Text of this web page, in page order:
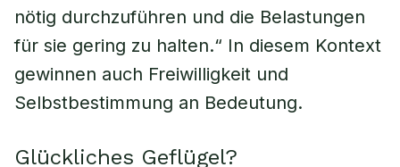
nötig durchzuführen und die Belastungen
für sie gering zu halten.“ In diesem Kontext
gewinnen auch Freiwilligkeit und
Selbstbestimmung an Bedeutung.
Glückliches Geflügel?